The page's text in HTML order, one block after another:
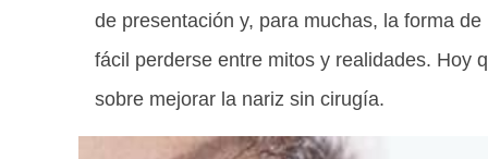
de presentación y, para muchas, la forma
fácil perderse entre mitos y realidades. Hoy
sobre mejorar la nariz sin cirugía.